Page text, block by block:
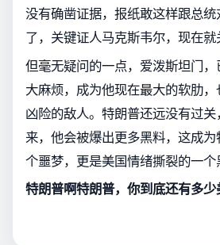
没有确凿证据，报纸敢这样跟总
了，关键证人马克斯韦尔，现在就
但毫无疑问的一点，爱泼斯坦门
大麻烦，成为他现在最大的软肋
凶险的敌人。特朗普还远没有过
来，他会被爆出更多黑料，这成
个噩梦，更是美国情绪撕裂的一个
特朗普啊特朗普，你到底还有多少